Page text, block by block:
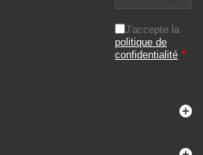
J'accepte la
politique de
confidentialité *